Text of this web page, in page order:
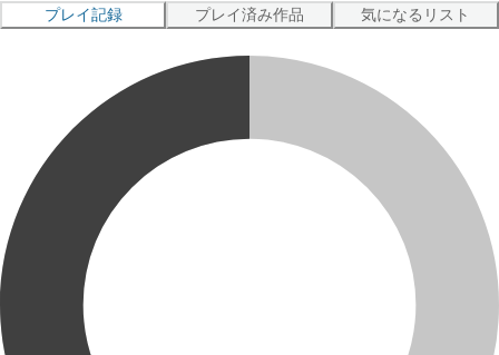
プレイ記録 プレイ済み作品 気になるリスト